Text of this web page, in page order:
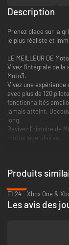
Description
Prenez place sur la
le plus réaliste et
LE MEILLEUR DE
Vivez l'intégrale de la
Moto3.
Vivez une
avec plus de 120
fonctionnalités
jamais atteint.
long.
Revivez l'histoire de
motos légendaires.
Prenez le contrôle
rejoindre une écurie
tout au long de la
décision cruciales,
développement de
propre équipe junior
Produits
F1 24 - Xbox One &
Les avis des